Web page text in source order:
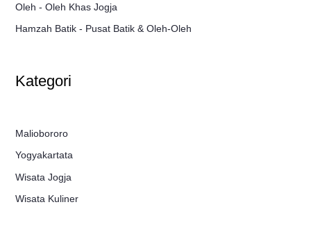
Oleh - Oleh Khas Jogja
Hamzah Batik - Pusat Batik & Oleh-Oleh
Kategori
Maliobororo
Yogyakartata
Wisata Jogja
Wisata Kuliner